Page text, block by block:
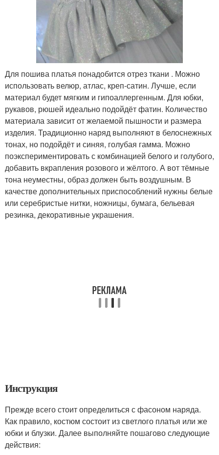
Для пошива платья понадобится отрез ткани . Можно
использовать велюр, атлас, креп-сатин. Лучше, если
материал будет мягким и гипоаллергенным. Для юбки,
рукавов, рюшей идеально подойдёт фатин. Количество
материала зависит от желаемой пышности и размера
изделия. Традиционно наряд выполняют в белоснежных
тонах, но подойдёт и синяя, голубая гамма. Можно
поэкспериментировать с комбинацией белого и голубого,
добавить вкрапления розового и жёлтого. А вот тёмные
тона неуместны, образ должен быть воздушным. В
качестве дополнительных приспособлений нужны белые
или серебристые нитки, ножницы, бумага, бельевая
резинка, декоративные украшения.
Инструкция
Прежде всего стоит определиться с фасоном наряда.
Как правило, костюм состоит из светлого платья или же
юбки и блузки. Далее выполняйте пошагово следующие
действия: